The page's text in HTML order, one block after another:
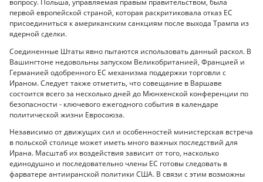
вопросу. Польша, управляемая правым правительством, была
первой европейской страной, которая раскритиковала отказ ЕС
присоединиться к американским санкциям после выхода Трампа из
ядерной сделки.
Соединенные Штаты явно пытаются использовать данный раскол. В
Вашингтоне недовольны запуском Великобританией, Францией и
Германией одобренного ЕС механизма поддержки торговли с
Ираном. Следует также отметить, что совещание в Варшаве
состоится всего за несколько дней до Мюнхенской конференции по
безопасности - ключевого ежегодного события в календаре
политической жизни Евросоюза.
Независимо от движущих сил и особенностей министерская встреча
в польской столице может иметь много важных последствий для
Ирана. Масштаб их воздействия зависит от того, насколько
единодушно и последовательно члены ЕС готовы следовать в
фарватере антииранской политики США. В связи с этим возможны